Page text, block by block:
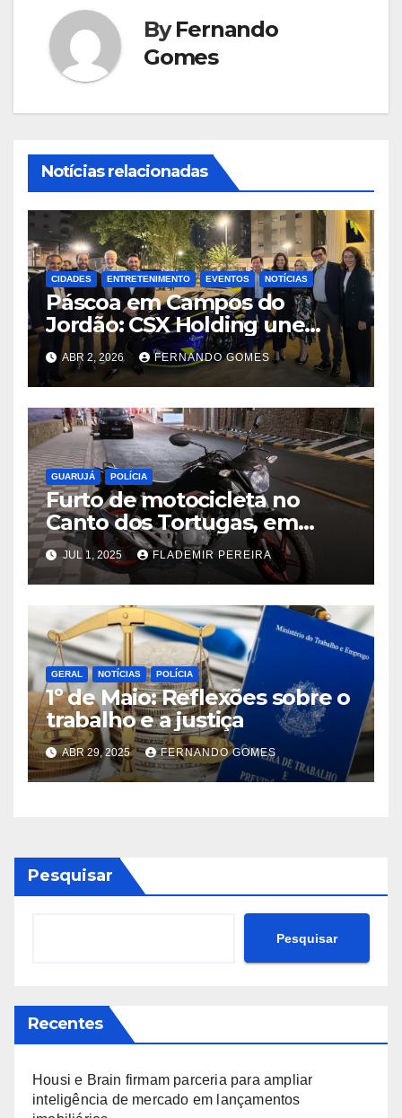
ByFernando
Gomes
Notícias relacionadas
CIDADES ENTRETENIMENTO EVENTOS NOTÍCIAS
Páscoa em Campos do
Jordão: CSX Holding une
velocidade e tradição com
exibição de Lamborghini
exclusiva na Praça Capivari
ABR 2, 2026 FERNANDO GOMES
GUARUJÁ POLÍCIA
Furto de motocicleta no
Canto dos Tortugas, em
Guarujá, mobiliza
comunidade e autoridades
JUL 1, 2025 FLADEMIR PEREIRA
GERAL NOTÍCIAS POLÍCIA
1º de Maio: Reflexões sobre o
trabalho e a justiça
ABR 29, 2025 FERNANDO GOMES
Pesquisar
Pesquisar
Recentes
Housi e Brain firmam parceria para ampliar
inteligência de mercado em lançamentos